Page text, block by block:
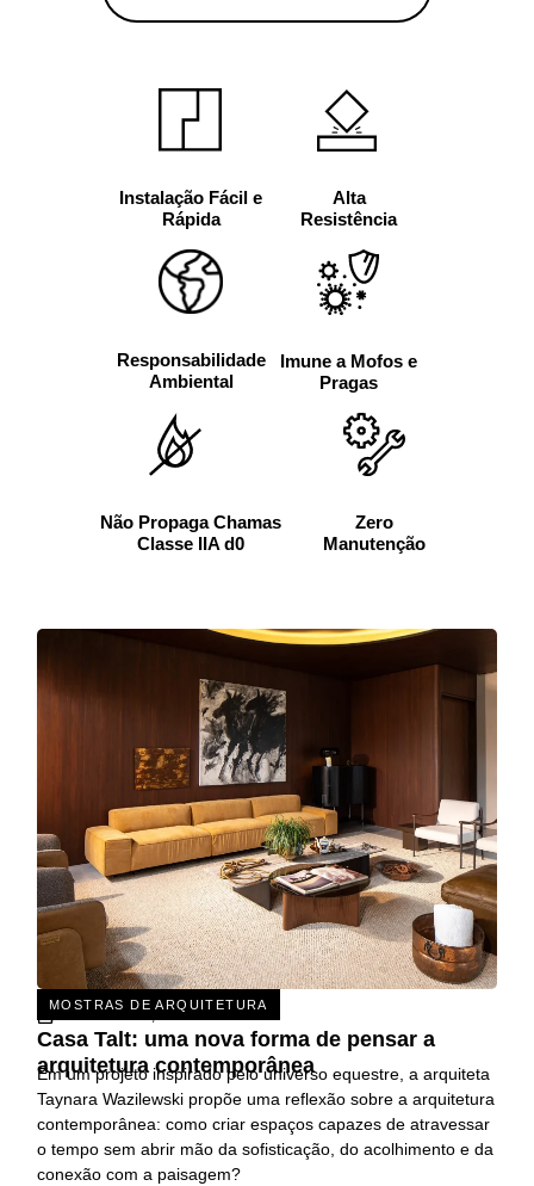
Instalação Fácil e
Rápida
Alta
Resistência
Responsabilidade
Ambiental
Imune a Mofos e
Pragas
Não Propaga Chamas
Classe IIA d0
Zero
Manutenção
MOSTRAS DE ARQUITETURA
31 DE JULHO, 2026
Casa Talt: uma nova forma de pensar a
arquitetura contemporânea
Em um projeto inspirado pelo universo equestre, a arquiteta
Taynara Wazilewski propõe uma reflexão sobre a arquitetura
contemporânea: como criar espaços capazes de atravessar
o tempo sem abrir mão da sofisticação, do acolhimento e da
conexão com a paisagem?